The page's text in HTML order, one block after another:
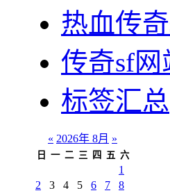
热血传
传奇sf网
标签汇总
« 2026年 8月 »
日 一 二 三 四 五 六
1
2
3 4 5 6 7
8